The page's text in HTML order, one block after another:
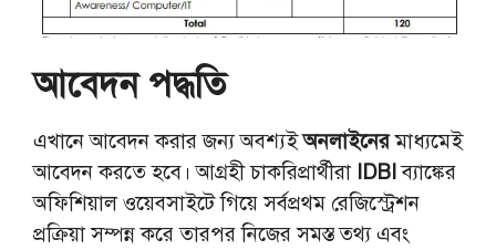
আবেদন পদ্ধতি
এখানে আবেদন করার জন্য অবশ্যইঅনলাইনেরমাধ্যমেই
আবেদন করতে হবে। আগ্রহী চাকরিপ্রার্থীরা IDBIব্যাঙ্কের
অফিশিয়াল ওয়েবসাইটে গিয়ে সর্বপ্রথম রেজিস্ট্রেশন
প্রক্রিয়া সম্পন্ন করে তারপর নিজের সমস্ত তথ্য এবং